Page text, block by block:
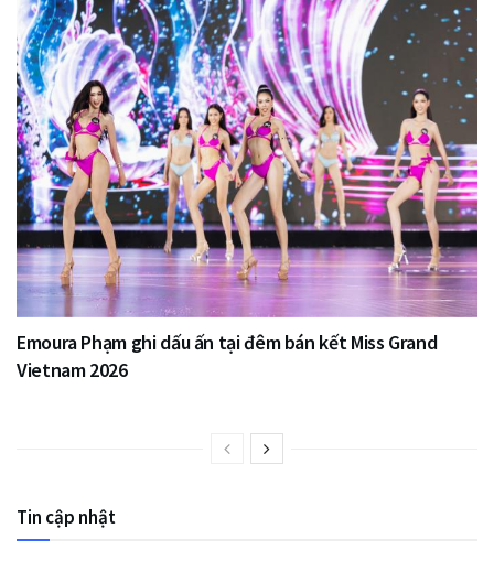
Emoura Phạm ghi dấu ấn tại đêm bán kết Miss Grand
Vietnam 2026
Tin cập nhật